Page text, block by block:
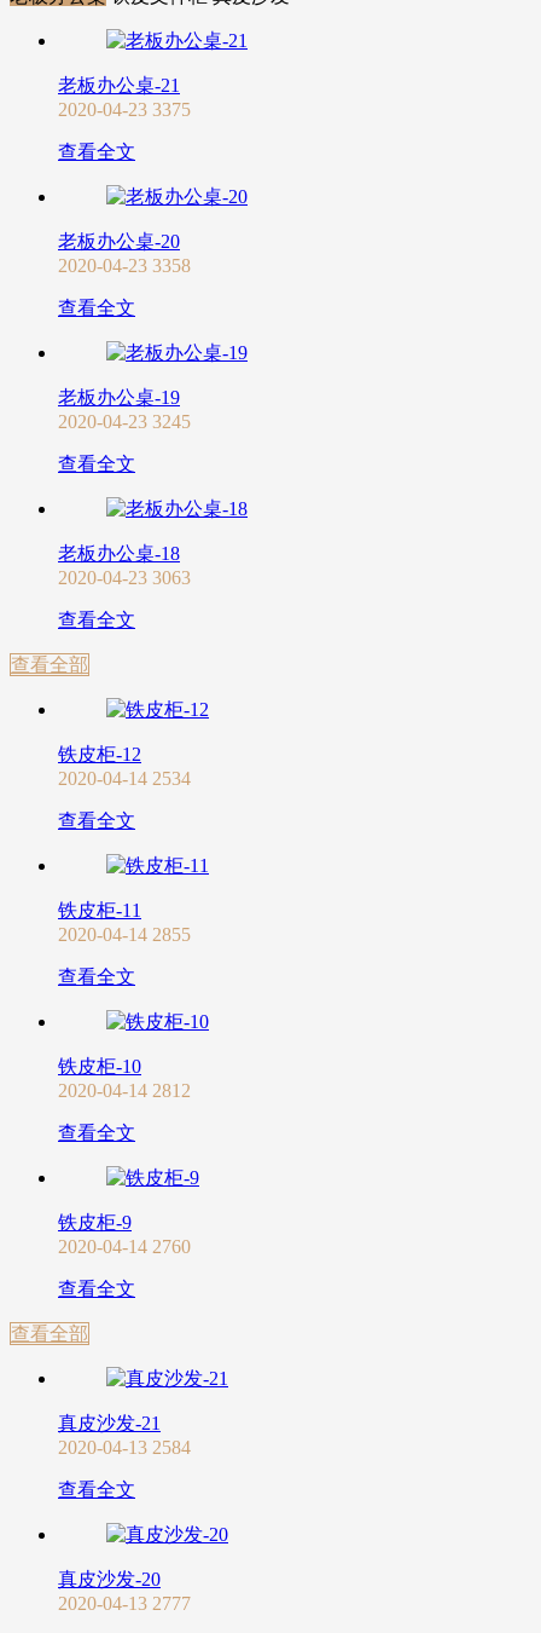
老板办公桌-21
2020-04-23 3375
查看全文
老板办公桌-20
2020-04-23 3358
查看全文
老板办公桌-19
2020-04-23 3245
查看全文
老板办公桌-18
2020-04-23 3063
查看全文
查看全部
铁皮柜-12
2020-04-14 2534
查看全文
铁皮柜-11
2020-04-14 2855
查看全文
铁皮柜-10
2020-04-14 2812
查看全文
铁皮柜-9
2020-04-14 2760
查看全文
查看全部
真皮沙发-21
2020-04-13 2584
查看全文
真皮沙发-20
2020-04-13 2777